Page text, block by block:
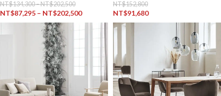
NT$134,300–NT$202,500
NT$87,295 – NT$202,500
NT$152,800
NT$91,680